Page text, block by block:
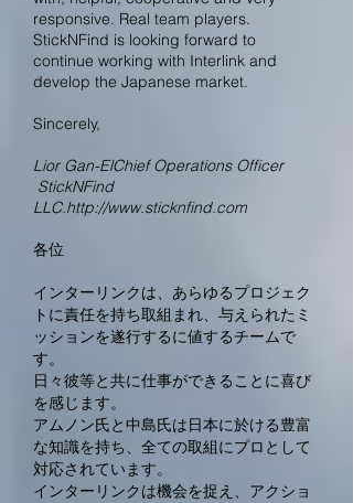
responsive. Real team players.
StickNFind is looking forward to
continue working with Interlink and
develop the Japanese market.
Sincerely,
Lior Gan-ElChief Operations Officer
StickNFind
LLC.http://www.sticknfind.com
各位
インターリンクは、あらゆるプロジェク
トに責任を持ち取組まれ、与えられたミ
ッションを遂行するに値するチームで
す。
日々彼等と共に仕事ができることに喜び
を感じます。
アムノン氏と中島氏は日本に於ける豊富
な知識を持ち、全ての取組にプロとして
対応されています。
インターリンクは機会を捉え、アクショ